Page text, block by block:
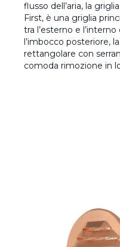
flusso dell’aria, la
First, è una griglia
tra l’esterno e
l’imbocco posteriore,
rettangolare con
comoda rimozione in